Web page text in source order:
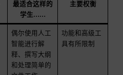
最适合这样的
学生……
主要权衡
偶尔使用人工
智能进行解
释、撰写大纲
和处理简单的
功能和高级工
具有所限制